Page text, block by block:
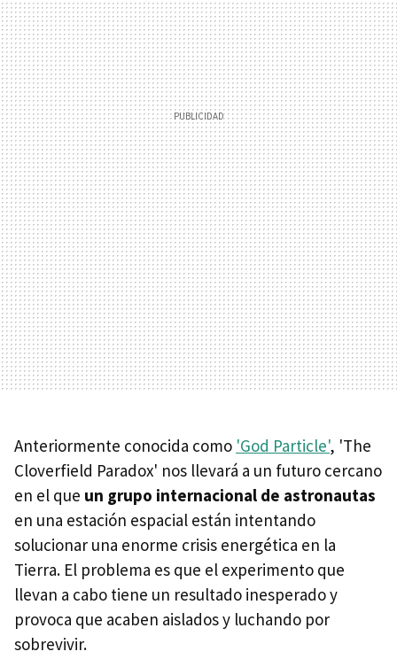
Anteriormente conocida como 'God Particle', 'The
Cloverfield Paradox' nos llevará a un futuro cercano
en el que un grupo internacional de astronautas
en una estación espacial están intentando
solucionar una enorme crisis energética en la
Tierra. El problema es que el experimento que
llevan a cabo tiene un resultado inesperado y
provoca que acaben aislados y luchando por
sobrevivir.